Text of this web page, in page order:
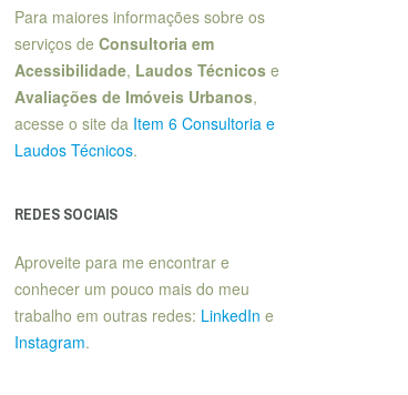
Para maiores informações sobre os
serviços de Consultoria em
Acessibilidade, Laudos Técnicose
Avaliações de Imóveis Urbanos,
acesse o site da Item 6 Consultoria e
Laudos Técnicos.
REDES SOCIAIS
Aproveite para me encontrar e
conhecer um pouco mais do meu
trabalho em outras redes: LinkedIn e
Instagram.